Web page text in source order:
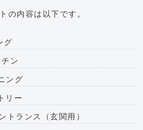
の内容は以下です。
グ
ン
ング
リー
トランス（玄関用）